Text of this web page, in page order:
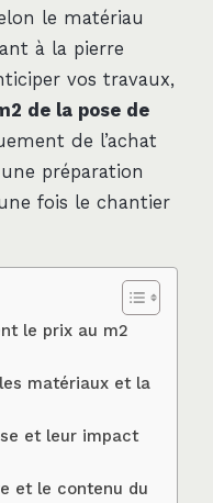
le matériau
à la pierre
vos travaux,
de la pose de
de l’achat
préparation
fois le chantier
le prix au m2
matériaux et la
et leur impact
et le contenu du